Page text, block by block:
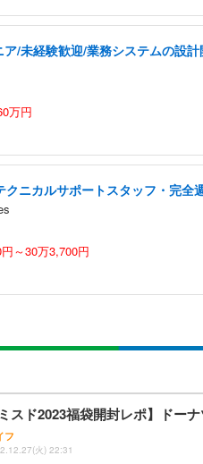
ア/未経験歓迎/業務システムの設
万円
クニカルサポートスタッフ・完
～30万3,700円
ミスド2023福袋開封レポ】ドー
フ
火) 22:31